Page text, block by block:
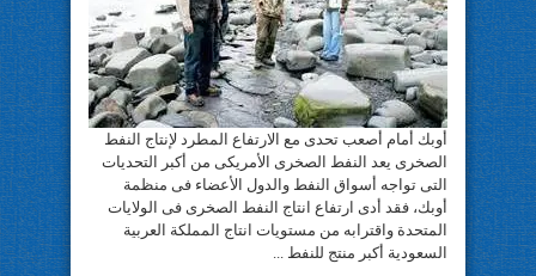
أوبك أمام أصعب تحدى مع الارتفاع المطرد لإنتاج النفط
الصخرى يعد النفط الصخرى الأمريكى من أكبر التحديات
التى تواجه أسواق النفط والدول الأعضاء فى منظمة
أوبك، فقد أدى ارتفاع انتاج النفط الصخرى فى الولايات
المتحدة واقترابه من مستويات انتاج المملكة العربية
السعودية أكبر منتج للنفط ...